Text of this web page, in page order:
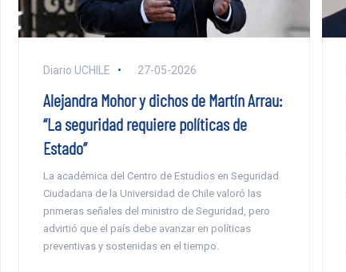
Diario UCHILE 27-05-2026
Alejandra Mohor y dichos de Martín Arrau:
“La seguridad requiere políticas de
Estado”
La académica del Centro de Estudios en Seguridad
Ciudadana de la Universidad de Chile valoró las
primeras señales del ministro de Seguridad, pero
advirtió que el país debe avanzar en políticas
preventivas y sostenidas en el tiempo.